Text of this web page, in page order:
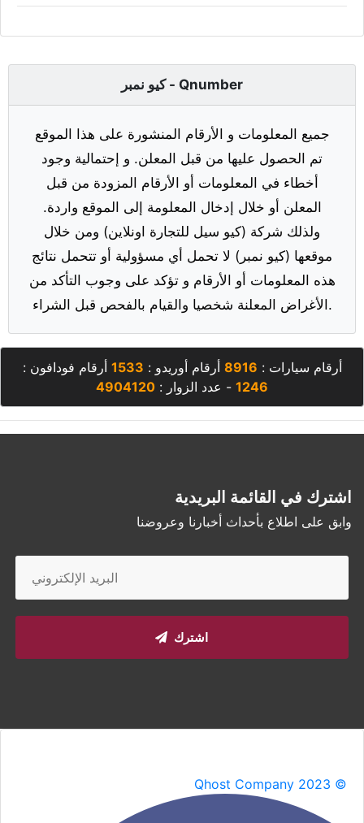
كيو نمبر - Qnumber
جميع المعلومات و الأرقام المنشورة على هذا الموقع
تم الحصول عليها من قبل المعلن. و إحتمالية وجود
أخطاء في المعلومات أو الأرقام المزودة من قبل
المعلن أو خلال إدخال المعلومة إلى الموقع واردة.
ولذلك شركة (كيو سيل للتجارة اونلاين) ومن خلال
موقعها (كيو نمبر) لا تحمل أي مسؤولية أو تتحمل نتائج
هذه المعلومات أو الأرقام و تؤكد على وجوب التأكد من
الأغراض المعلنة شخصيا والقيام بالفحص قبل الشراء.
أرقام سيارات : 8916 أرقام أوريدو : 1533 أرقام فودافون :
1246 - عدد الزوار : 4904120
اشترك في القائمة البريدية
وابق على اطلاع بأحداث أخبارنا وعروضنا
اشترك
Qhost Company 2023 ©